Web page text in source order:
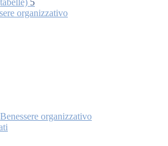
tabelle) 5
organizzativo
Benessere organizzativo